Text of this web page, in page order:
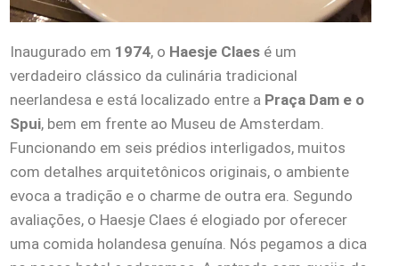
Inaugurado em 1974, o Haesje Claes é um
verdadeiro clássico da culinária tradicional
neerlandesa e está localizado entre a Praça Dam e o
Spui, bem em frente ao Museu de Amsterdam.
Funcionando em seis prédios interligados, muitos
com detalhes arquitetônicos originais, o ambiente
evoca a tradição e o charme de outra era. Segundo
avaliações, o Haesje Claes é elogiado por oferecer
uma comida holandesa genuína. Nós pegamos a dica